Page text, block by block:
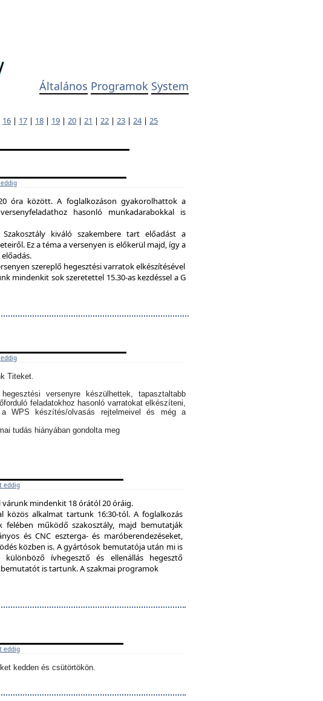
Általános Programok System
16 | 17 | 18 | 19 | 20 | 21 | 22 | 23 | 24| 25
óra között. A foglalkozáson gyakorolhattok a
hasonló munkadarabokkal is
kiváló szakembere tart előadást a
Ez a téma a versenyen is előkerül majd, így a
szereplő hegesztési varratok elkészítésével
mindenkit sok szeretettel 15.30-as kezdéssel a G
Titeket.
versenyre készülhettek, tapasztaltabb
feladatokhoz hasonló varratokat elkészíteni,
a WPS készítés/olvasás rejtelmeivel és még a
tudás hiányában gondolta meg
eddig
várunk mindenkit 18 órától 20 óráig.
közös alkalmat tartunk 16:30-tól. A foglalkozás
működő szakosztály, majd bemutatják
és CNC eszterga- és maróberendezéseket,
közben is. A gyártósok bemutatója után mi is
ívhegesztő és ellenállás hegesztő
is tartunk. A szakmai programok
eddig
kedden és csütörtökön.